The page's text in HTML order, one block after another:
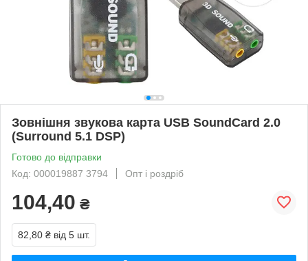
Зовнішня звукова карта USB SoundCard 2.0
(Surround 5.1 DSP)
Готово до відправки
Код: 000019887 3794
Опт і роздріб
104,40 ₴
82,80 ₴ від 5 шт.